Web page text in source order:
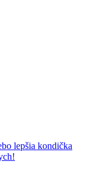
lepšia kondička